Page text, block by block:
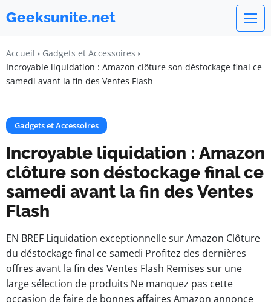
Geeksunite.net
Accueil
Gadgets et Accessoires
Incroyable liquidation : Amazon clôture son déstockage final ce
samedi avant la fin des Ventes Flash
Gadgets et Accessoires
Incroyable liquidation : Amazon
clôture son déstockage final ce
samedi avant la fin des Ventes
Flash
EN BREF Liquidation exceptionnelle sur Amazon Clôture
du déstockage final ce samedi Profitez des dernières
offres avant la fin des Ventes Flash Remises sur une
large sélection de produits Ne manquez pas cette
occasion de faire de bonnes affaires Amazon annonce